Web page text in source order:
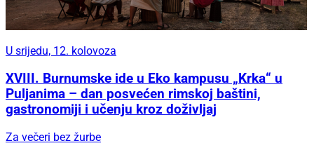
U srijedu, 12. kolovoza
XVIII. Burnumske ide u Eko kampusu „Krka“ u
Puljanima – dan posvećen rimskoj baštini,
gastronomiji i učenju kroz doživljaj
Za večeri bez žurbe